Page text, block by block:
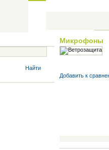
Найти
Микрофоны
Добавить к